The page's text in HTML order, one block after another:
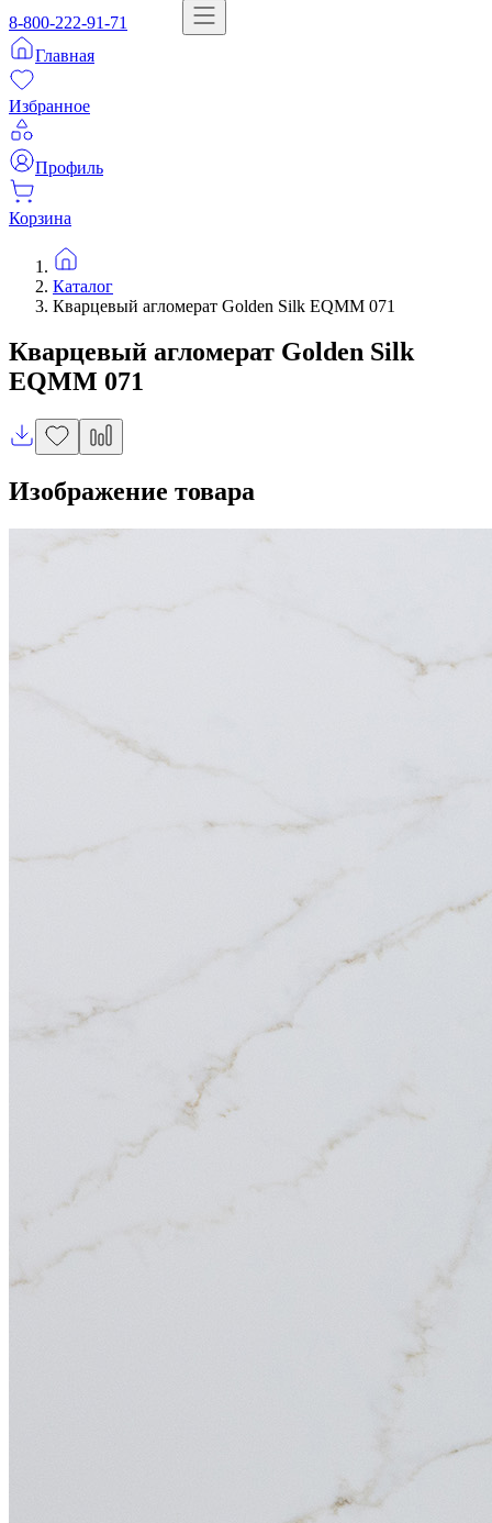
8-800-222-91-71
Главная
Избранное
Профиль
Корзина
Каталог
Кварцевый агломерат Golden Silk EQMM 071
Кварцевый агломерат Golden Silk
EQMM 071
Изображение товара